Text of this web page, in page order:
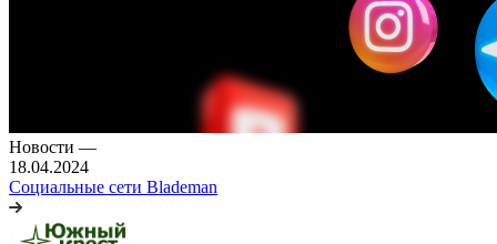
Новости —
18.04.2024
Социальные сети Blademan